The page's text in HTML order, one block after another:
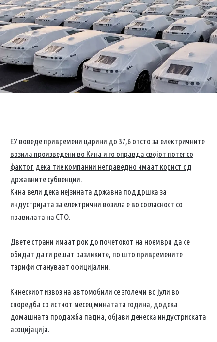
ЕУ воведе привремени царини до 37,6 отсто за електричните
возила произведени во Кина и го оправда својот потег со
фактот дека тие компании неправедно имаат корист од
државните субвенции.
Кина вели дека нејзината државна поддршка за
индустријата за електрични возила е во согласност со
правилата на СТО.
Двете страни имаат рок до почетокот на ноември да се
обидат да ги решат разликите, по што привремените
тарифи стануваат официјални.
Кинескиот извоз на автомобили се зголеми во јули во
споредба со истиот месец минатата година, додека
домашната продажба падна, објави денеска индустриската
асоцијација.